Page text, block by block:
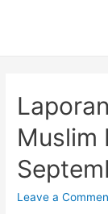
Muslim
Leave a